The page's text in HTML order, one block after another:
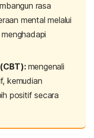
rasa
mental melalui
mengenali
kemudian
positif secara